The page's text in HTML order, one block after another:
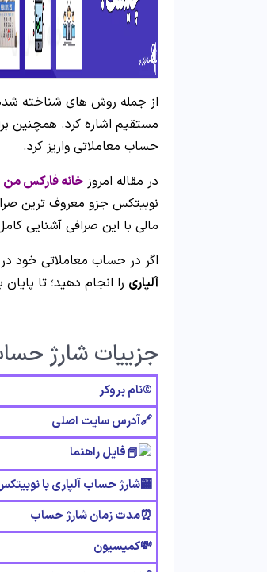
از جمله روش های شناخته
مستقیم اشاره کرد. همچنین
حساب معاملاتی واریز کرد.
در مقاله امروز خانه فارکس من
نوبیتکس جزو معروف ترین
مالی با این صرافی آشنایی
اگر در حساب معاملاتی خود در
آلپاری را انجام دهید؛ تا
جزییات شارژ
©️نام بروکر
🔗آدرس سایت اصلی
فایل راهنما
🏧شارژ حساب آلپاری با
⏰مدت زمان شارژ حساب
💸کمیسیون